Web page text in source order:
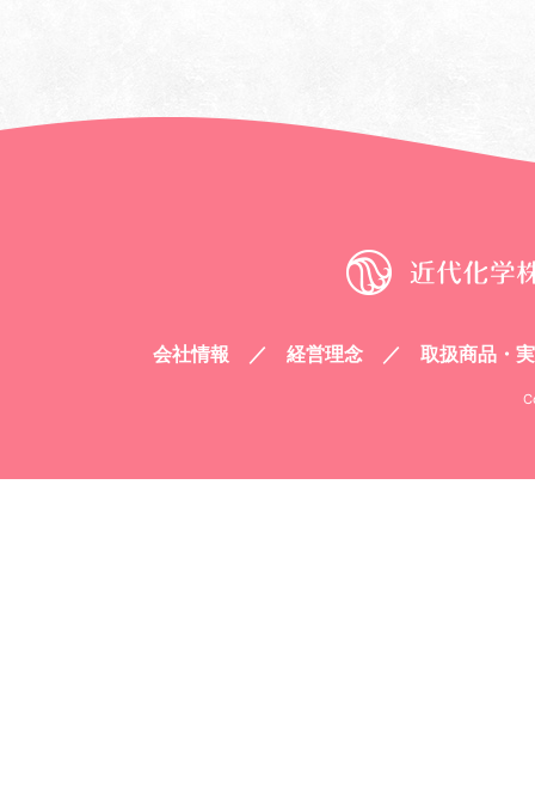
会社情報 経営理念 取扱商品・